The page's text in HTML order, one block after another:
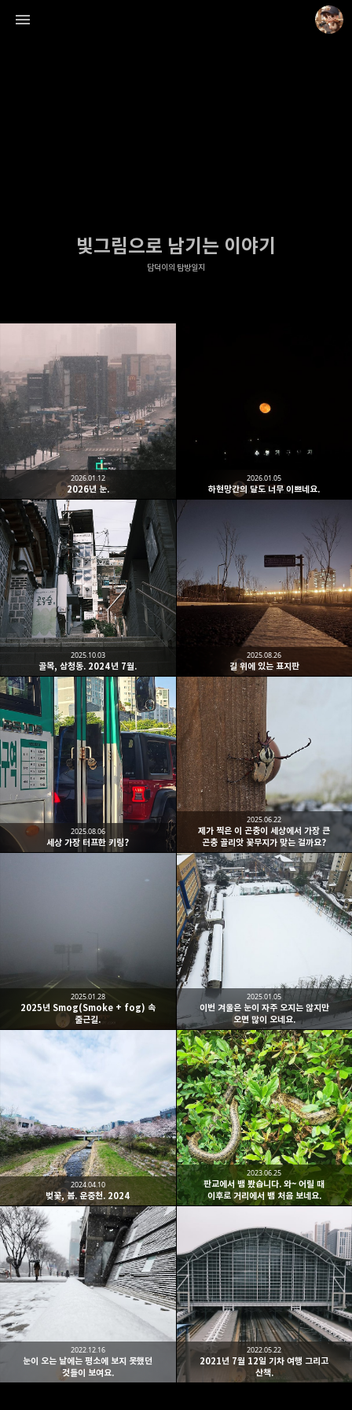
빛그림으로 남기는 이야기
담덕이의 탐방일지
2026년 눈.
2026.01.12
하현망간의 달도 너무 이쁘네요.
2026.01.05
골목, 삼청동. 2024년 7월.
2025.10.03
길 위에 있는 표지판
2025.08.26
세상 가장 터프한 키링?
2025.08.06
제가 찍은 이 곤충이 세상에서 가장 큰
곤충 골리앗 꽃무지가 맞는 걸까요?
2025.06.22
2025년 Smog(Smoke + fog) 속
출근길.
2025.01.28
이번 겨울은 눈이 자주 오지는 않지만
오면 많이 오네요.
2025.01.05
벚꽃, 봄. 운중천. 2024
2024.04.10
판교에서 뱀 봤습니다. 와~ 어릴 때
이후로 거리에서 뱀 처음 보네요.
2023.06.25
눈이 오는 날에는 평소에 보지 못했던
것들이 보여요.
2022.12.16
2021년 7월 12일 기차 여행 그리고
산책.
2022.05.22